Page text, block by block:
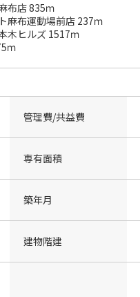
布店 835ｍ
麻布運動場前店 237ｍ
木ヒルズ 1517ｍ
ｍ
管理費/共益費
専有面積
築年月
建物階建